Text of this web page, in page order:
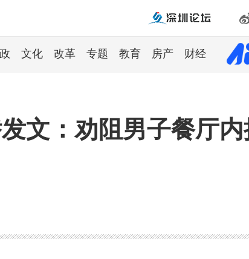
文化 改革 专题 教育 房产 财经
文：劝阻男子餐厅